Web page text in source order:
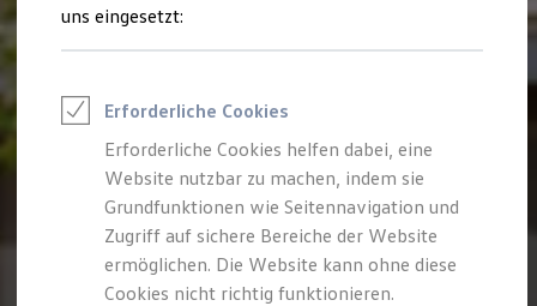
Rettungsdienste
ONE Business ID Vorteile
Fahrzeugsuche & Marktplatz
Digitaler Marktplatz
Kauf & Finanzierung
Online-Fahrzeugbewertung
Aktionen & Angebote
E-Auto-Förderung
Für Privatkunden
Für Gewerbekunden
Profi Paket
TopDeal
uns eingesetzt:
Erforderliche Cookies
Erforderliche Cookies helfen dabei, eine
Website nutzbar zu machen, indem sie
Grundfunktionen wie Seitennavigation und
Zugriff auf sichere Bereiche der Website
ermöglichen. Die Website kann ohne diese
Cookies nicht richtig funktionieren.